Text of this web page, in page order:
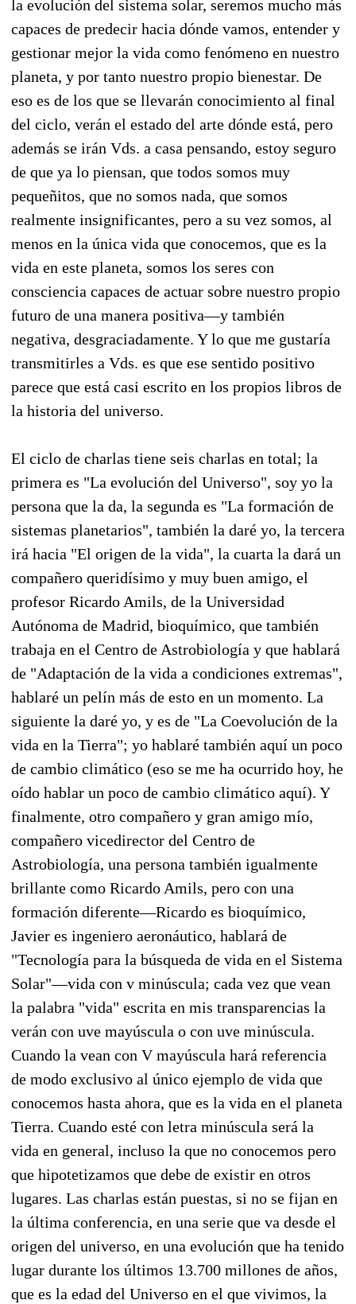
la evolución del sistema solar, seremos mucho más
capaces de predecir hacia dónde vamos, entender y
gestionar mejor la vida como fenómeno en nuestro
planeta, y por tanto nuestro propio bienestar. De
eso es de los que se llevarán conocimiento al final
del ciclo, verán el estado del arte dónde está, pero
además se irán Vds. a casa pensando, estoy seguro
de que ya lo piensan, que todos somos muy
pequeñitos, que no somos nada, que somos
realmente insignificantes, pero a su vez somos, al
menos en la única vida que conocemos, que es la
vida en este planeta, somos los seres con
consciencia capaces de actuar sobre nuestro propio
futuro de una manera positiva—y también
negativa, desgraciadamente. Y lo que me gustaría
transmitirles a Vds. es que ese sentido positivo
parece que está casi escrito en los propios libros de
la historia del universo.
El ciclo de charlas tiene seis charlas en total; la
primera es "La evolución del Universo", soy yo la
persona que la da, la segunda es "La formación de
sistemas planetarios", también la daré yo, la tercera
irá hacia "El origen de la vida", la cuarta la dará un
compañero queridísimo y muy buen amigo, el
profesor Ricardo Amils, de la Universidad
Autónoma de Madrid, bioquímico, que también
trabaja en el Centro de Astrobiología y que hablará
de "Adaptación de la vida a condiciones extremas",
hablaré un pelín más de esto en un momento. La
siguiente la daré yo, y es de "La Coevolución de la
vida en la Tierra"; yo hablaré también aquí un poco
de cambio climático (eso se me ha ocurrido hoy, he
oído hablar un poco de cambio climático aquí). Y
finalmente, otro compañero y gran amigo mío,
compañero vicedirector del Centro de
Astrobiología, una persona también igualmente
brillante como Ricardo Amils, pero con una
formación diferente—Ricardo es bioquímico,
Javier es ingeniero aeronáutico, hablará de
"Tecnología para la búsqueda de vida en el Sistema
Solar"—vida con v minúscula; cada vez que vean
la palabra "vida" escrita en mis transparencias la
verán con uve mayúscula o con uve minúscula.
Cuando la vean con V mayúscula hará referencia
de modo exclusivo al único ejemplo de vida que
conocemos hasta ahora, que es la vida en el planeta
Tierra. Cuando esté con letra minúscula será la
vida en general, incluso la que no conocemos pero
que hipotetizamos que debe de existir en otros
lugares. Las charlas están puestas, si no se fijan en
la última conferencia, en una serie que va desde el
origen del universo, en una evolución que ha tenido
lugar durante los últimos 13.700 millones de años,
que es la edad del Universo en el que vivimos, la